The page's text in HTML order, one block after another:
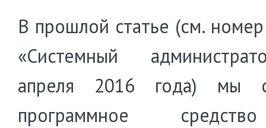
В прошлой статье (см.
«Системный
апреля 2016 года) мы
программное